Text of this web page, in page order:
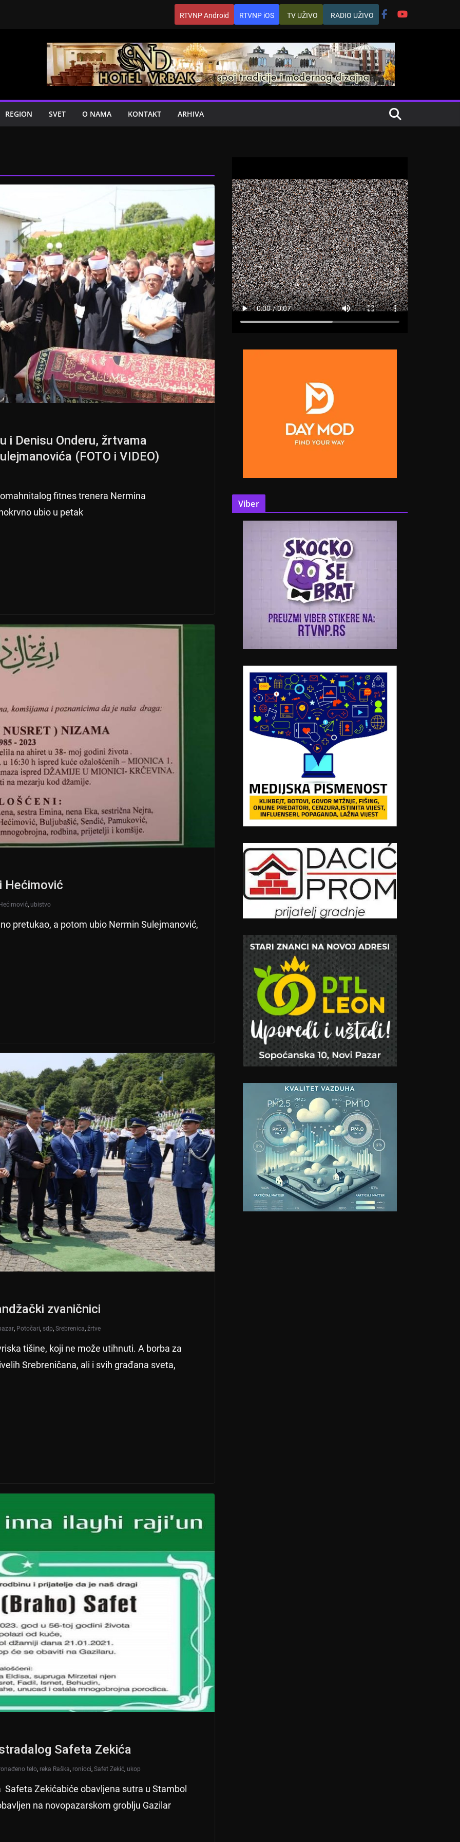
RTVNP Android RTVNP iOS TV UŽIVO RADIO UŽIVO
REGION SVET O NAMA KONTAKT ARHIVA
i Denisu Onderu, žrtvama
(FOTO i VIDEO)
fitnes trenera Nermina
ubio u petak
Hećimović
, ubistvo
pretukao, a potom ubio Nermin Sulejmanović,
zvaničnici
, Potočari, sdp, Srebrenica, žrtve
tišine, koji ne može utihnuti. A borba za
Srebreničana, ali i svih građana sveta,
Safeta Zekića
telo, reka Raška, ronioci, Safet Zekić, ukop
Zekićabiće obavljena sutra u Stambol
na novopazarskom groblju Gazilar
Viber